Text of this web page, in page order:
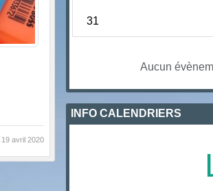
19 avril 2020
31
Aucun
INFO CALENDRIERS